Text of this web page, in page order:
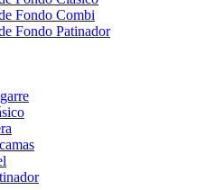
Fondo Combi
Fondo Patinador